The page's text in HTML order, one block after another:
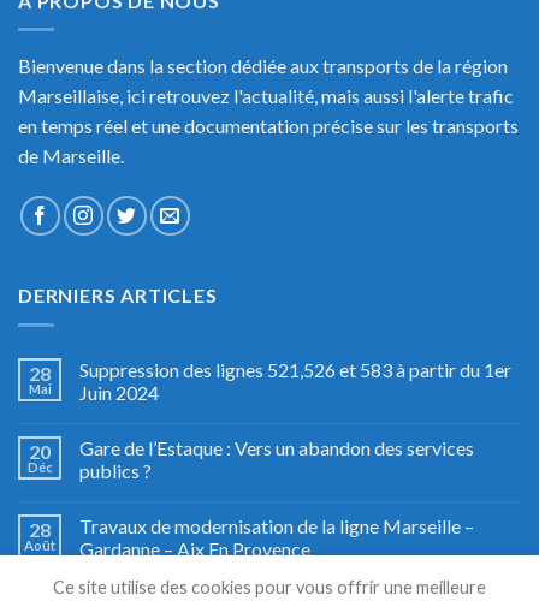
Bienvenue dans la section dédiée aux transports de la région
Marseillaise, ici retrouvez l'actualité, mais aussi l'alerte trafic
en temps réel et une documentation précise sur les transports
de Marseille.
DERNIERS ARTICLES
28
Mai
Suppression des lignes 521,526 et 583 à partir du 1er
Juin 2024
20
Déc
Gare de l’Estaque : Vers un abandon des services
publics ?
28
Août
Travaux de modernisation de la ligne Marseille –
Gardanne – Aix En Provence
Ce site utilise des cookies pour vous offrir une meilleure